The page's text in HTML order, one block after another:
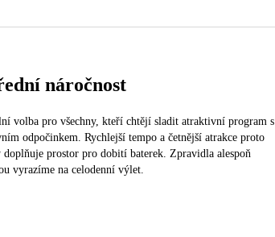
náročnost
volba pro všechny, kteří chtějí sladit atraktivní program s
odpočinkem. Rychlejší tempo a četnější atrakce proto
doplňuje prostor pro dobití baterek. Zpravidla alespoň
vyrazíme na celodenní výlet.